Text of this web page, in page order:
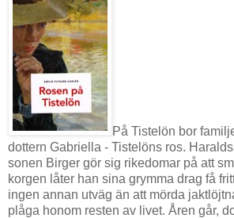
På Tistelön bor
dottern Gabriella - Tistelöns ros.
sonen Birger gör sig rikedomar på att
korgen låter han sina grymma drag få
ingen annan utväg än att mörda
plåga honom resten av livet. Åren går,